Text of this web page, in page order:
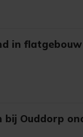
in flatgebouw
bij Ouddorp